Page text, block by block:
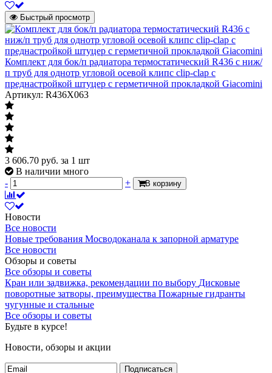
Артикул
Размер штуцеров для присоединения к
трубопроводу
Rp3/4"
Размер штуцеров для присоединения к
радиатору
R3/4"
Пропускная способность клапана Kvs
Пропускная способность клапана Kvs
Пропускная способность полностью
открытого клапана (без
термостатического элемента).Kvs – это
форма выражения гидравлического
сопротивления, которая характеризует
пропускную способность. Значение
пропускной способности присваивается
практически всем элементам, которые
участвуют в протекании в них
жидкости или газа. Единицу измерения:
м3/час. (метр кубический в час). Это
значение показывает расход. Но это не
просто расход, а расход, при котором на
клапане возникает потеря напора
равная 1 бар=100 кПа.
Пропускная способность клапана Kv
при Xp=2
Пропускная способность клапана Kv
гидравлического сопротивления,
Быстрый просмотр
Комплект для бок/п радиатора термостатический R436 с ниж/
п труб для однотр угловой осевой клипс clip-clap с
преднастройкой штуцер с герметичной прокладкой Giacomini
Артикул: R436X063
3 606.70 руб. за 1 шт
В наличии много
-
+ В корзину
Новости
Все новости
Новые требования Мосводоканала к запорной арматуре
Все новости
Обзоры и советы
Все обзоры и советы
Кран или задвижка, рекомендации по выбору Дисковые
поворотные затворы, преимущества Пожарные гидранты
чугунные и стальные
Все обзоры и советы
Будьте в курсе!
Новости, обзоры и акции
Подписаться